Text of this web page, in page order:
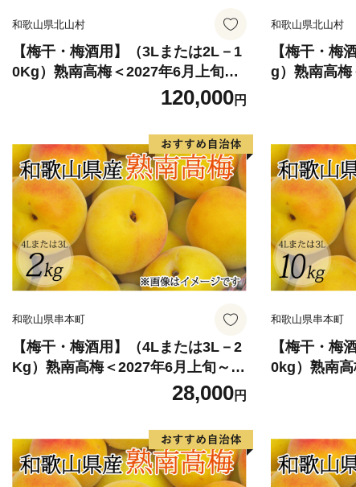
和歌山県北山村
【梅干・梅酒用】（3Lまたは2L－1
0Kg）熟南高梅＜2027年6月上旬～
7月上旬ごろに順次発送予定＞【art
120,000円
和歌山県北山村
【梅干・梅
g）熟南高梅
上旬ごろに
和歌山県串本町
【梅干・梅酒用】（4Lまたは3L－2
Kg）熟南高梅＜2027年6月上旬～7
月上旬ごろに順次発送予定＞【art0
28,000円
和歌山県串本町
【梅干・梅
0kg）熟南高
月上旬ごろ